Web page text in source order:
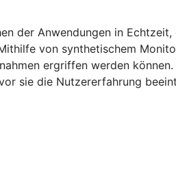
der Anwendungen in Echtzeit,
von synthetischem
ergriffen werden
sie die Nutzererfahrung